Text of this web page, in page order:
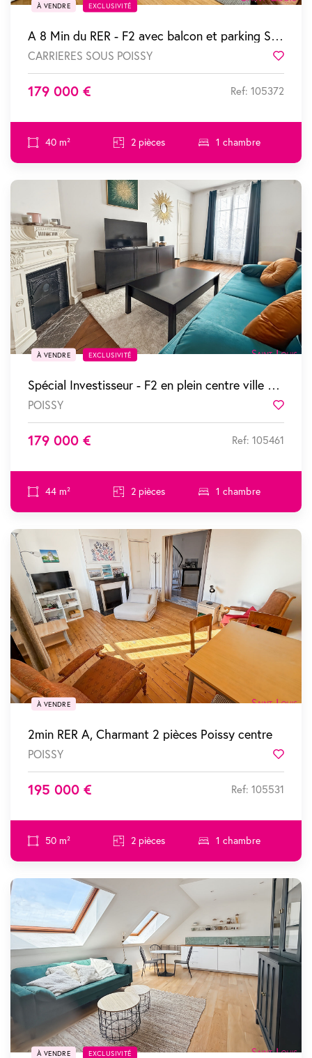
À VENDRE EXCLUSIVITÉ
A 8 Min du RER - F2 avec balcon et parking S/sol
CARRIERES SOUS POISSY
179 000 € Ref: 105372
40 m² 2 pièces 1 chambre
SOUS COMPROMIS
À VENDRE EXCLUSIVITÉ
Spécial Investisseur - F2 en plein centre ville vendu loué
POISSY
179 000 € Ref: 105461
44 m² 2 pièces 1 chambre
SOUS COMPROMIS
À VENDRE
2min RER A, Charmant 2 pièces Poissy centre
POISSY
195 000 € Ref: 105531
50 m² 2 pièces 1 chambre
SOUS COMPROMIS
À VENDRE EXCLUSIVITÉ